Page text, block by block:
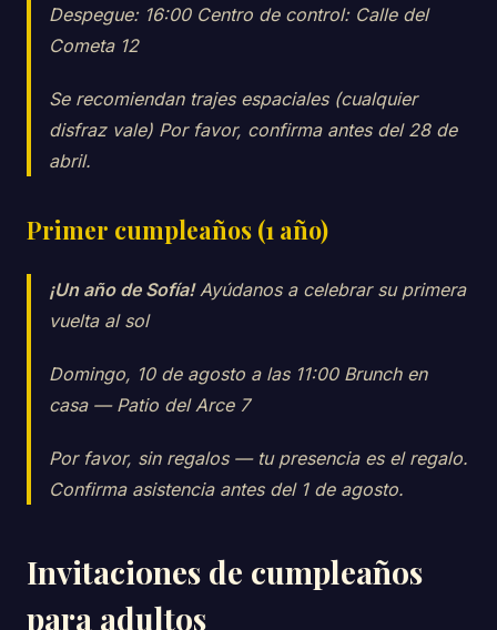
Despegue: 16:00 Centro de control: Calle del
Cometa 12
Se recomiendan trajes espaciales (cualquier
disfraz vale) Por favor, confirma antes del 28 de
abril.
Primer cumpleaños (1 año)
¡Un año de Sofía!Ayúdanos a celebrar su primera
vuelta al sol
Domingo, 10 de agosto a las 11:00 Brunch en
casa — Patio del Arce 7
Por favor, sin regalos — tu presencia es el regalo.
Confirma asistencia antes del 1 de agosto.
Invitaciones de cumpleaños
para adultos